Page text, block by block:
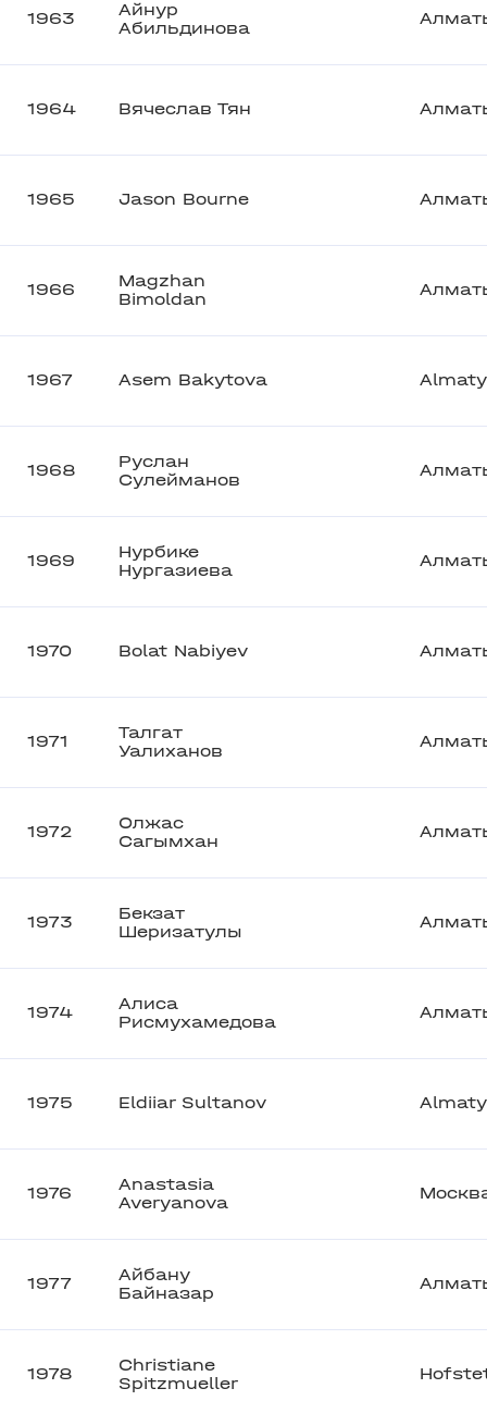
1963
Айнур
Абильдинова
1964 Вячеслав Тян
1965 Jason Bourne
1966
Magzhan
Bimoldan
1967 Asem Bakytova Almaty
1968
Руслан
Сулейманов
1969
Нурбике
Нургазиева
1970 Bolat Nabiyev
1971
Талгат
Уалиханов
1972
Олжас
Сагымхан
1973
Бекзат
Шеризатулы
1974
Алиса
Рисмухамедова
1975 Eldiiar Sultanov Almaty
1976
Anastasia
Averyanova
1977
Айбану
Байназар
1978
Christiane
Spitzmueller